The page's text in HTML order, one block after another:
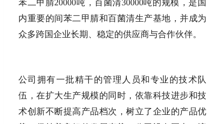
苯二甲腈20000吨，百菌清30000吨的规模，是国
内重要的间苯二甲腈和百菌清生产基地，并成为
众多跨国企业长期、稳定的供应商与合作伙伴。
公司拥有一批精干的管理人员和专业的技术队
伍，在扩大生产规模的同时，依靠科技进步和技
术创新不断提高产品档次，树立了企业的产品优